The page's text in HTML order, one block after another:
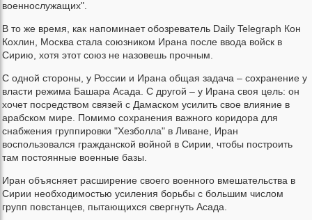
военнослужащих".
В то же время, как напоминает обозреватель Daily Telegraph Кон
Кохлин, Москва стала союзником Ирана после ввода войск в
Сирию, хотя этот союз не назовешь прочным.
С одной стороны, у России и Ирана общая задача – сохранение у
власти режима Башара Асада. С другой – у Ирана своя цель: он
хочет посредством связей с Дамаском усилить свое влияние в
арабском мире. Помимо сохранения важного коридора для
снабжения группировки "Хезболла" в Ливане, Иран
воспользовался гражданской войной в Сирии, чтобы построить
там постоянные военные базы.
Иран объясняет расширение своего военного вмешательства в
Сирии необходимостью усиления борьбы с большим числом
групп повстанцев, пытающихся свергнуть Асада.